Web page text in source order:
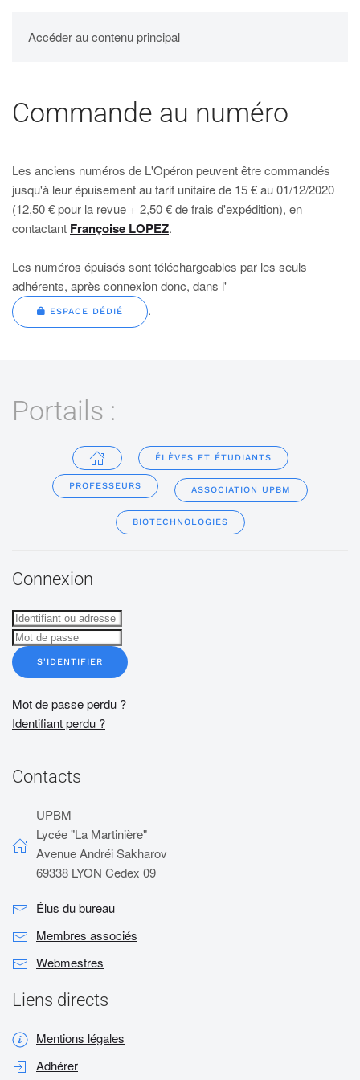
Accéder au contenu principal
UPBM
Commande au numéro
Les anciens numéros de L'Opéron peuvent être commandés
jusqu'à leur épuisement au tarif unitaire de 15 € au 01/12/2020
(12,50 € pour la revue + 2,50 € de frais d'expédition), en
contactant Françoise LOPEZ.
Les numéros épuisés sont téléchargeables par les seuls
adhérents, après connexion donc, dans l'
ESPACE DÉDIÉ .
Portails :
ÉLÈVES ET ÉTUDIANTS
PROFESSEURS ASSOCIATION UPBM
BIOTECHNOLOGIES
Connexion
S'IDENTIFIER
Mot de passe perdu ?
Identifiant perdu ?
Contacts
UPBM
Lycée "La Martinière"
Avenue Andréi Sakharov
69338 LYON Cedex 09
Élus du bureau
Membres associés
Webmestres
Liens directs
Mentions légales
Adhérer